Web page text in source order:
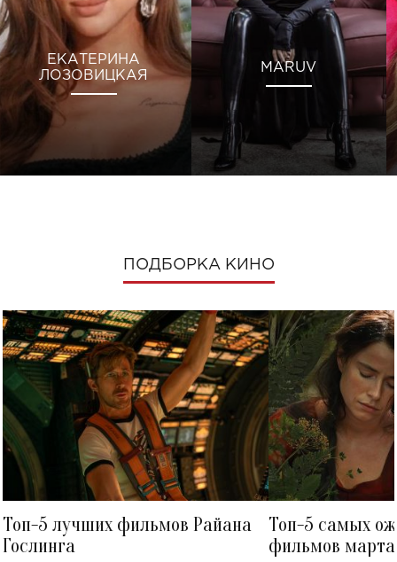
ЕКАТЕРИНА
ЛОЗОВИЦКАЯ
MARUV
ПОДБОРКА КИНО
Топ-5 лучших фильмов Райана
Гослинга
Топ-5 самых
фильмов